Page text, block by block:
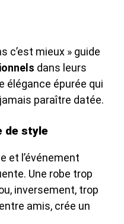
c’est mieux » guide
dans leurs
élégance épurée qui
paraître datée.
de style
et l’événement
Une robe trop
inversement, trop
amis, crée un